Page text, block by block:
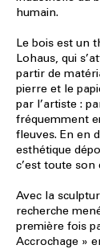
humain.
Le bois est un
Lohaus, qui
partir de
pierre et le
par l’artiste :
fréquemment
fleuves. En en
esthétique
c’est toute
Avec la
recherche
première fois
Accrochage »